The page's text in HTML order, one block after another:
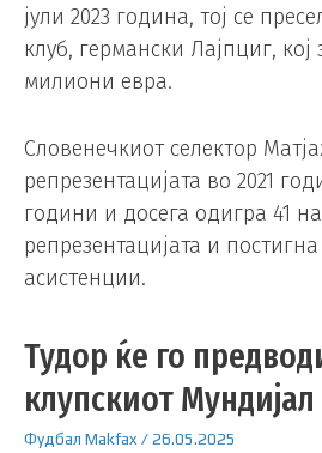
јули 2023 година, тој се
клуб, германски Лајпциг, кој
милиони евра.
Словенечкиот селектор
репрезентацијата во 2021
години и досега одигра 41
репрезентацијата и
асистенции.
Тудор ќе го
клупскиот Мундијал
Фудбал Makfax /26.05.2025